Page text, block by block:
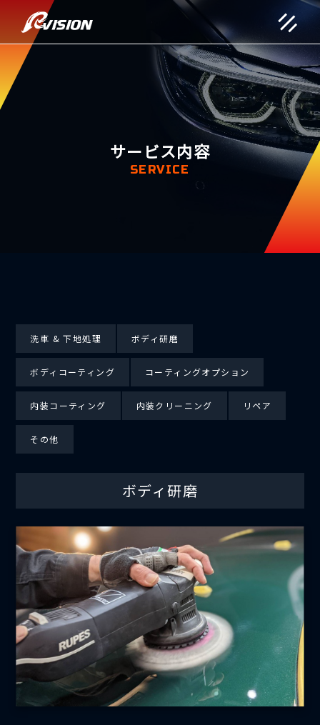
サービス内容
SERVICE
洗車 & 下地処理 ボディ研磨
ボディコーティング コーティングオプション
内装コーティング 内装クリーニング リペア
その他
ボディ研磨